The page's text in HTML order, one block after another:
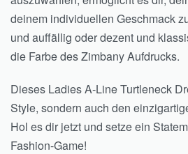
deinem individuellen Geschmack
und auffällig oder dezent und
die Farbe des Zimbany Aufdrucks.
Dieses Ladies A-Line Turtleneck
Style, sondern auch den
Hol es dir jetzt und setze ein
Fashion-Game!